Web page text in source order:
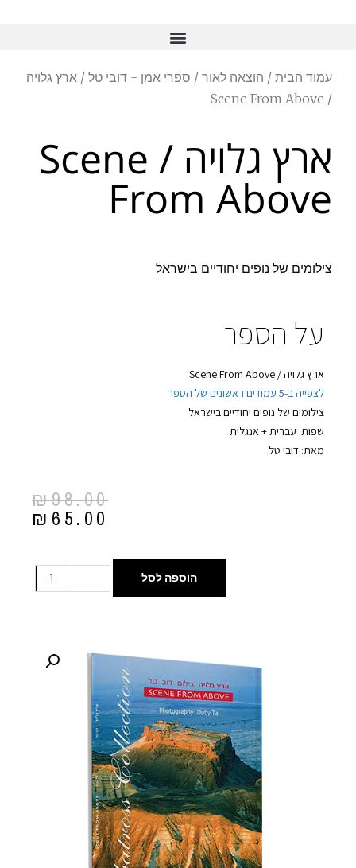
עמוד הבית / הוצאה לאור / ספרי אמן - דובי טל / ארץ גלויה
/ Scene From Above
ארץ גלויה / Scene
From Above
צילומים של נופים יחודיים בישראל
על הספר
ארץ גלויה / Scene From Above
לצפייה ב-5 עמודים ראשונים של הספר
צילומים של נופים יחודיים בישראל
שפות: עברית + אנגלית
מאת: דובי טל
₪98.00
₪ 65.00
הוספה לסל